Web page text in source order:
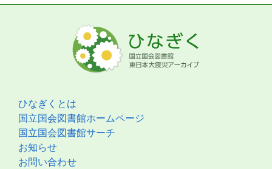
ひなぎくとは
国立国会図書館ホームページ
国立国会図書館サーチ
お知らせ
お問い合わせ